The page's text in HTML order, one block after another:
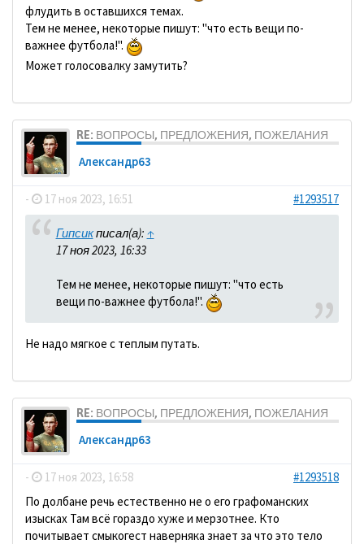
флудить в оставшихся темах.
Тем не менее, некоторые пишут: "что есть вещи по-
важнее футбола!".
Может голосовалку замутить?
RE: ВОПРОСЫ, ПРЕДЛОЖЕНИЯ, ПОЖЕЛАНИЯ
Александр63
- 17 ноя 2023, 16:51 #1293517
Гипсикписал(а): ↑
17 ноя 2023, 16:33
Тем не менее, некоторые пишут: "что есть
вещи по-важнее футбола!".
Не надо мягкое с теплым путать.
RE: ВОПРОСЫ, ПРЕДЛОЖЕНИЯ, ПОЖЕЛАНИЯ
Александр63
- 17 ноя 2023, 16:58
#1293518
По долбане речь естественно не о его графоманских
изысках Там всё гораздо хуже и мерзотнее. Кто
почитывает смыкогест наверняка знает за что это тело